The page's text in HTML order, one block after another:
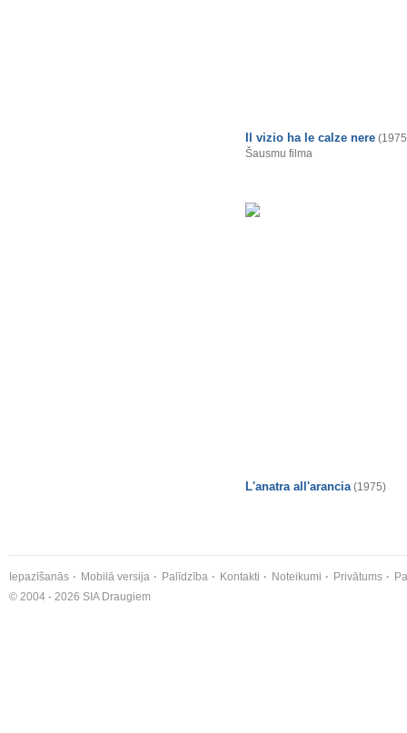
Il vizio ha le calze nere
Šausmu filma
L'anatra all'arancia (1975)
Iepazīšanās Mobilā versija Palīdzība Kontakti Noteikumi Privātums
© 2004 - 2026 SIA Draugiem